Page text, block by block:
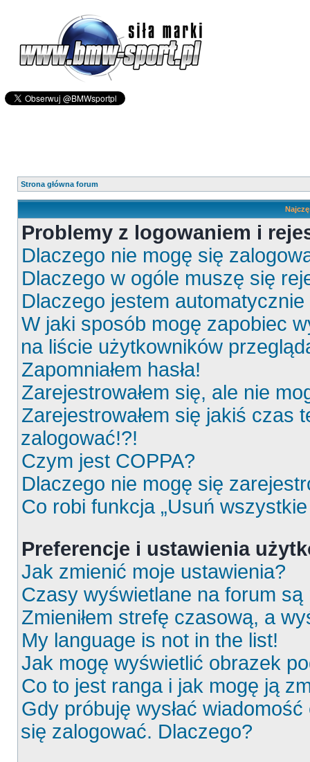
Strona główna forum
Problemy z logowaniem i
Dlaczego nie mogę się
Dlaczego w ogóle muszę się
Dlaczego jestem
W jaki sposób mogę zapobiec
na liście użytkowników
Zapomniałem hasła!
Zarejestrowałem się, ale nie
Zarejestrowałem się jakiś czas
zalogować!?!
Czym jest COPPA?
Dlaczego nie mogę się
Co robi funkcja „Usuń
Preferencje i ustawienia
Jak zmienić moje ustawienia?
Czasy wyświetlane na forum są
Zmieniłem strefę czasową, a
My language is not in the list!
Jak mogę wyświetlić obrazek
Co to jest ranga i jak mogę ją
Gdy próbuję wysłać
się zalogować. Dlaczego?